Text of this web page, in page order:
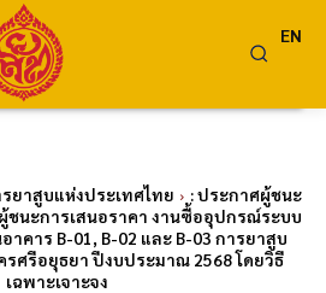
EN
ยาสูบแห่งประเทศไทย
: ประกาศผู้ชนะ
ชนะการเสนอราคา งานซื้ออุปกรณ์ระบบ
าคาร B-01, B-02 และ B-03 การยาสูบ
ศรีอยุธยา ปีงบประมาณ 2568 โดยวิธี
เฉพาะเจาะจง